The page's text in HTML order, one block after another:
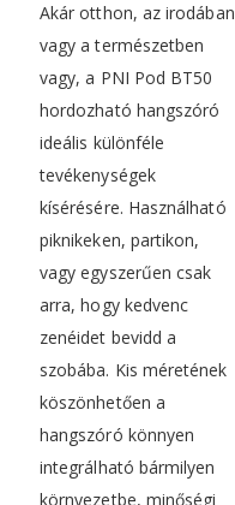
Akár otthon, az irodában
vagy a természetben
vagy, a PNI Pod BT50
hordozható hangszóró
ideális különféle
tevékenységek
kísérésére. Használható
piknikeken, partikon,
vagy egyszerűen csak
arra, hogy kedvenc
zenéidet bevidd a
szobába. Kis méretének
köszönhetően a
hangszóró könnyen
integrálható bármilyen
környezetbe, minőségi